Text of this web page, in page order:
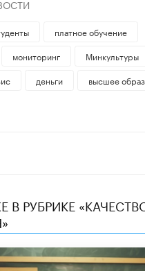
платное обучение
мониторинг
Минкультуры
деньги
высшее
В РУБРИКЕ